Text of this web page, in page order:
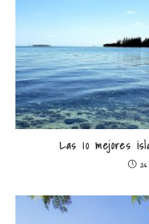
Las 10 mejores
24